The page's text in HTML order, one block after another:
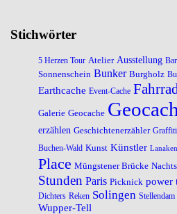
Stichwörter
5 Herzen Tour Atelier Ausstellung
Sonnenschein Bunker Burgholz
Earthcache Event-Cache
Galerie Geocache
erzählen Geschichtenerzähler Graffiti
Buchen-Wald Kunst Künstler Lanaken
Place Müngstener Brücke
Stunden Paris Picknick power
Dichters Reken Solingen Stellendam
Wupper-Tell